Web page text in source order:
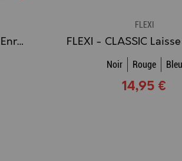
FLEXI - CLASSIC Laisse à Enrouleur SANGLE - 8m (L) (noir)
FLEXI
Noir Rouge Bleu
14,95 €